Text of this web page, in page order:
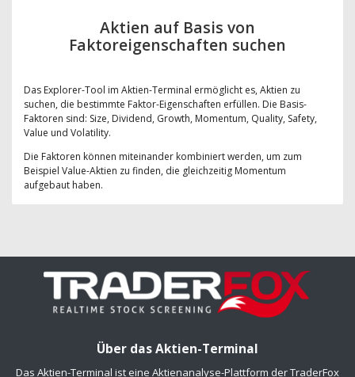
Aktien auf Basis von
Faktoreigenschaften suchen
Das Explorer-Tool im Aktien-Terminal ermöglicht es, Aktien zu
suchen, die bestimmte Faktor-Eigenschaften erfüllen. Die Basis-
Faktoren sind: Size, Dividend, Growth, Momentum, Quality, Safety,
Value und Volatility.
Die Faktoren können miteinander kombiniert werden, um zum
Beispiel Value-Aktien zu finden, die gleichzeitig Momentum
aufgebaut haben.
Über das Aktien-Terminal
Das Aktien-Terminal ist eine Aktienanalyse-Plattform der TraderFox